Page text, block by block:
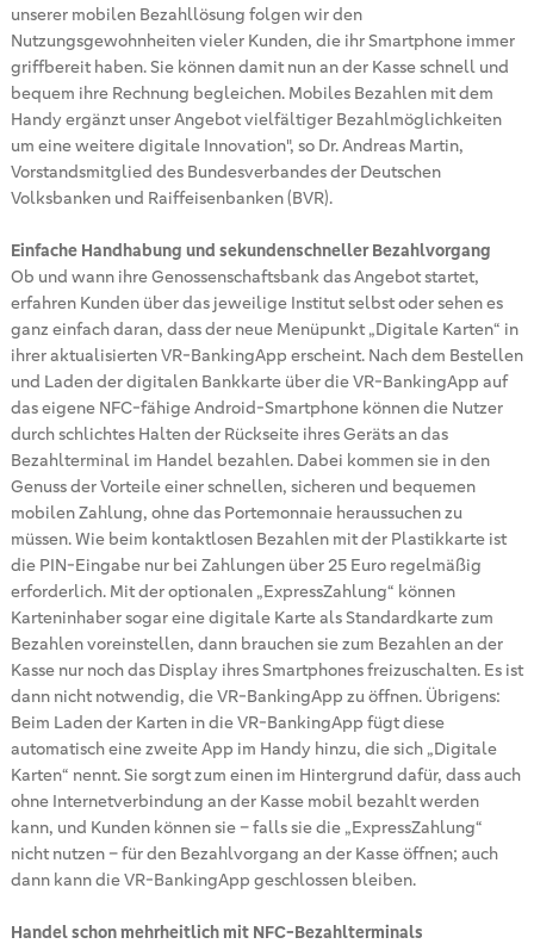
unserer mobilen Bezahllösung folgen wir den
Nutzungsgewohnheiten vieler Kunden, die ihr Smartphone immer
griffbereit haben. Sie können damit nun an der Kasse schnell und
bequem ihre Rechnung begleichen. Mobiles Bezahlen mit dem
Handy ergänzt unser Angebot vielfältiger Bezahlmöglichkeiten
um eine weitere digitale Innovation", so Dr. Andreas Martin,
Vorstandsmitglied des Bundesverbandes der Deutschen
Volksbanken und Raiffeisenbanken (BVR).
Einfache Handhabung und sekundenschneller Bezahlvorgang
Ob und wann ihre Genossenschaftsbank das Angebot startet,
erfahren Kunden über das jeweilige Institut selbst oder sehen es
ganz einfach daran, dass der neue Menüpunkt „Digitale Karten“ in
ihrer aktualisierten VR-BankingApp erscheint. Nach dem Bestellen
und Laden der digitalen Bankkarte über die VR-BankingApp auf
das eigene NFC-fähige Android-Smartphone können die Nutzer
durch schlichtes Halten der Rückseite ihres Geräts an das
Bezahlterminal im Handel bezahlen. Dabei kommen sie in den
Genuss der Vorteile einer schnellen, sicheren und bequemen
mobilen Zahlung, ohne das Portemonnaie heraussuchen zu
müssen. Wie beim kontaktlosen Bezahlen mit der Plastikkarte ist
die PIN-Eingabe nur bei Zahlungen über 25 Euro regelmäßig
erforderlich. Mit der optionalen „ExpressZahlung“ können
Karteninhaber sogar eine digitale Karte als Standardkarte zum
Bezahlen voreinstellen, dann brauchen sie zum Bezahlen an der
Kasse nur noch das Display ihres Smartphones freizuschalten. Es ist
dann nicht notwendig, die VR-BankingApp zu öffnen. Übrigens:
Beim Laden der Karten in die VR-BankingApp fügt diese
automatisch eine zweite App im Handy hinzu, die sich „Digitale
Karten“ nennt. Sie sorgt zum einen im Hintergrund dafür, dass auch
ohne Internetverbindung an der Kasse mobil bezahlt werden
kann, und Kunden können sie – falls sie die „ExpressZahlung“
nicht nutzen – für den Bezahlvorgang an der Kasse öffnen; auch
dann kann die VR-BankingApp geschlossen bleiben.
Handel schon mehrheitlich mit NFC-Bezahlterminals